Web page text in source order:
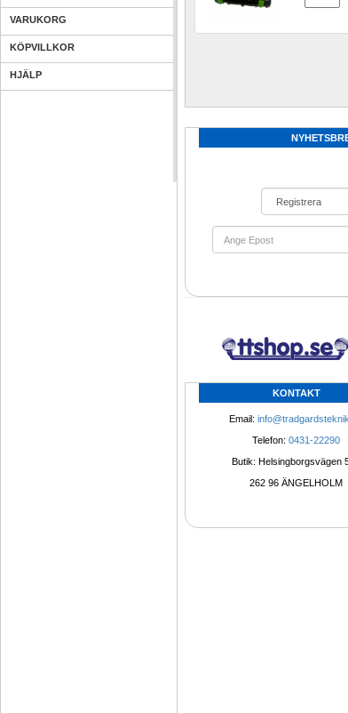
VARUKORG
KÖPVILLKOR
HJÄLP
KONTAKT
Email:
Telefon: 0431-22290
Butik: Helsingborgsvägen
262 96 ÄNGELHOLM